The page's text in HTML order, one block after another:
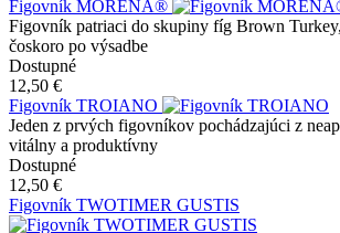
Figovník MORENA®
Figovník patriaci do skupiny fíg Brown
čoskoro po výsadbe
Dostupné
12,50 €
Figovník TROIANO
Jeden z prvých figovníkov pochádzajúci z
vitálny a produktívny
Dostupné
12,50 €
Figovník TWOTIMER GUSTIS